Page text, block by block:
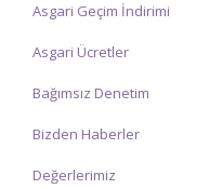
Asgari Geçim İndirimi
Asgari Ücretler
Bağımsız Denetim
Bizden Haberler
Değerlerimiz